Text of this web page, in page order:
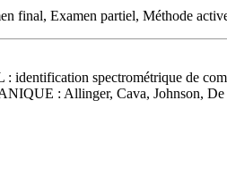
final, Examen partiel, Méthode
spectrométrique de
: Allinger, Cava, Johnson,